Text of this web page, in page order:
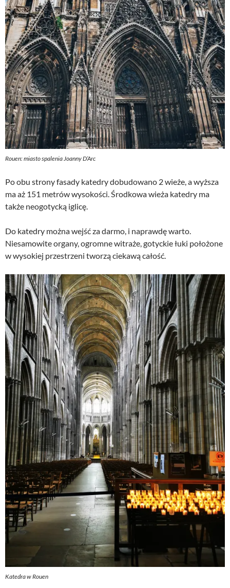
Rouen: miasto spalenia Joanny D’Arc
Po obu strony fasady katedry dobudowano 2 wieże, a wyższa
ma aż 151 metrów wysokości. Środkowa wieża katedry ma
także neogotycką iglicę.
Do katedry można wejść za darmo, i naprawdę warto.
Niesamowite organy, ogromne witraże, gotyckie łuki położone
w wysokiej przestrzeni tworzą ciekawą całość.
Katedra w Rouen